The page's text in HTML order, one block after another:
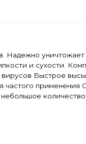
уничтожает
и сухости.
Быстрое
применения